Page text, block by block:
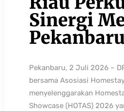
Sinergi
Pekanbaru, 2 Juli 2026 –
bersama Asosiasi
menyelenggarakan
Showcase (HOTAS) 2026